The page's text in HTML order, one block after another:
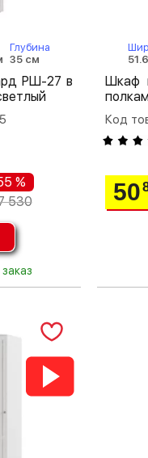
Глубина
35 см
РШ-27 в
%
530
Шкаф
Код
50